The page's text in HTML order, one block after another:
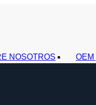
NOSOTROS OEM